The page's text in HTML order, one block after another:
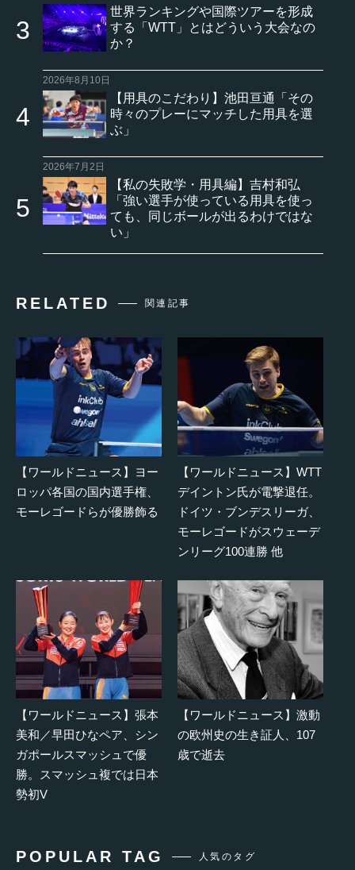
世界ランキングや国際ツアーを形成
する「WTT」とはどういう大会なの
か？
2026年8月10日
【用具のこだわり】池田亘通「その
時々のプレーにマッチした用具を選
ぶ」
2026年7月2日
【私の失敗学・用具編】吉村和弘
「強い選手が使っている用具を使っ
ても、同じボールが出るわけではな
い」
RELATED 関連記事
【ワールドニュース】ヨー
ロッパ各国の国内選手権、
モーレゴードらが優勝飾る
【ワールドニュース】WTT
デイントン氏が電撃退任。
ドイツ・ブンデスリーガ、
モーレゴードがスウェーデ
ンリーグ100連勝 他
【ワールドニュース】張本
美和／早田ひなペア、シン
ガポールスマッシュで優
勝。スマッシュ複では日本
勢初V
【ワールドニュース】激動
の欧州史の生き証人、107
歳で逝去
POPULAR TAG 人気のタグ